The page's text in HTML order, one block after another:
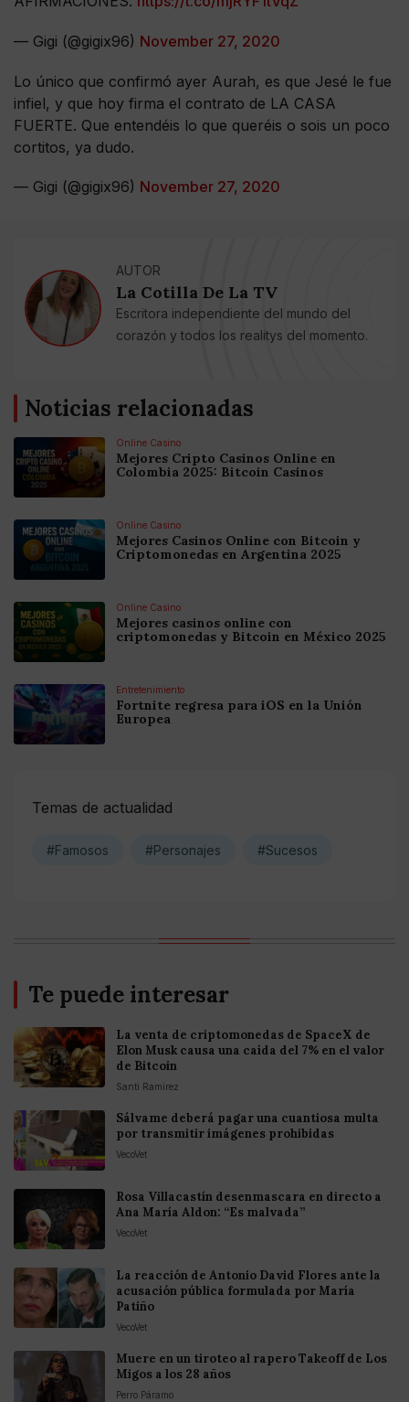
— Gigi (@gigix96) November 27, 2020
Lo único que confirmó ayer Aurah, es que Jesé le fue
infiel, y que hoy firma el contrato de LA CASA
FUERTE. Que entendéis lo que queréis o sois un poco
cortitos, ya dudo.
— Gigi (@gigix96) November 27, 2020
AUTOR
La Cotilla De La TV
Escritora independiente del mundo del
corazón y todos los realitys del momento.
Noticias relacionadas
Online Casino
Mejores Cripto Casinos Online en
Colombia 2025: Bitcoin Casinos
Online Casino
Mejores Casinos Online con Bitcoin y
Criptomonedas en Argentina 2025
Online Casino
Mejores casinos online con
criptomonedas y Bitcoin en México 2025
Entretenimiento
Fortnite regresa para iOS en la Unión
Europea
Temas de actualidad
#Famosos #Personajes #Sucesos
Te puede interesar
La venta de criptomonedas de SpaceX de
Elon Musk causa una caída del 7% en el valor
de Bitcoin
Santi Ramirez
Sálvame deberá pagar una cuantiosa multa
por transmitir imágenes prohibidas
VecoVet
Rosa Villacastín desenmascara en directo a
Ana María Aldon: “Es malvada”
VecoVet
La reacción de Antonio David Flores ante la
acusación pública formulada por María
Patiño
VecoVet
Muere en un tiroteo al rapero Takeoff de Los
Migos a los 28 años
Perro Páramo